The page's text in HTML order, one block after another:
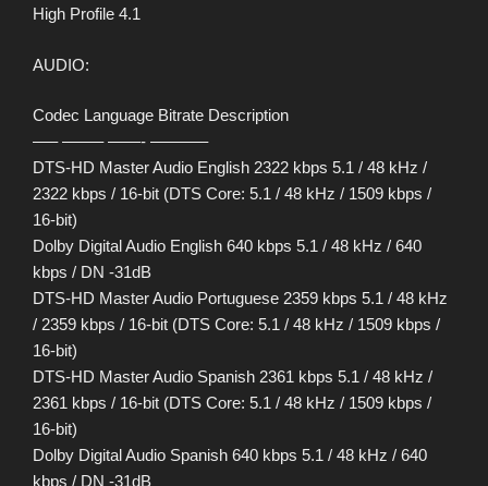
High Profile 4.1
AUDIO:
Codec Language Bitrate Description
—– ——– ——- ———–
DTS-HD Master Audio English 2322 kbps 5.1 / 48 kHz /
2322 kbps / 16-bit (DTS Core: 5.1 / 48 kHz / 1509 kbps /
16-bit)
Dolby Digital Audio English 640 kbps 5.1 / 48 kHz / 640
kbps / DN -31dB
DTS-HD Master Audio Portuguese 2359 kbps 5.1 / 48 kHz
/ 2359 kbps / 16-bit (DTS Core: 5.1 / 48 kHz / 1509 kbps /
16-bit)
DTS-HD Master Audio Spanish 2361 kbps 5.1 / 48 kHz /
2361 kbps / 16-bit (DTS Core: 5.1 / 48 kHz / 1509 kbps /
16-bit)
Dolby Digital Audio Spanish 640 kbps 5.1 / 48 kHz / 640
kbps / DN -31dB